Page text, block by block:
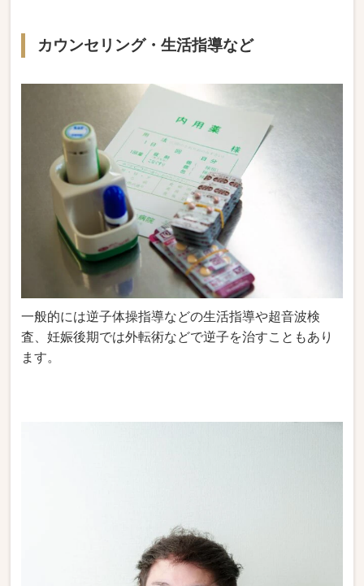
カウンセリング・生活指導など
一般的には逆子体操指導などの生活指導や超音波検
査、妊娠後期では外転術などで逆子を治すこともあり
ます。